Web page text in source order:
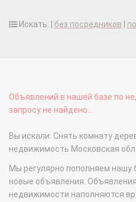
Искать: | без посредников
Объявлений в нашей базе по
запросу не найдено...
Вы искали: Снять комнату
недвижимость Московская
Мы регулярно пополняем нашу
новые объявления.
недвижимости наполняются